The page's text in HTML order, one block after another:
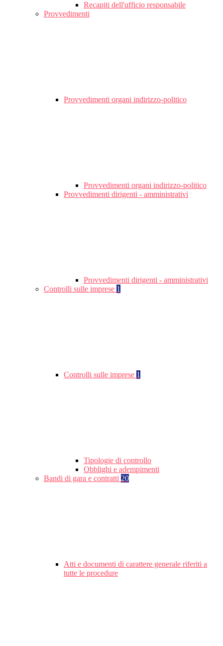
Recapiti dell'ufficio responsabile
Provvedimenti
Provvedimenti organi indirizzo-politico
Provvedimenti organi indirizzo-politico
Provvedimenti dirigenti - amministrativi
Provvedimenti dirigenti - amministrativi
Controlli sulle imprese 1
Controlli sulle imprese 1
Tipologie di controllo
Obblighi e adempimenti
Bandi di gara e contratti 20
Atti e documenti di carattere generale riferiti a
tutte le procedure